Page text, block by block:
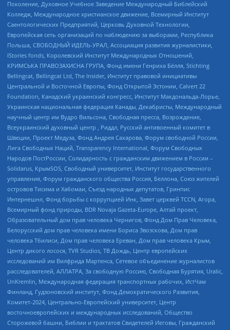
Поколение, Духовное Учебное Заведение Международный Библейский
Колледж, Международное христианское движение, Всемирный Институт
Саентологических Предприятий, Церковь Духовной Технологии,
Европейская сеть организаций по наблюдению за выборами, Республика
Польша, СВОБОДНЫЙ ИДЕЛЬ-УРАЛ, Ассоциация развития журналистики,
IStories fonds, Королевский Институт Международных Отношений,
КРИМСЬКА ПРАВОЗАХИСНА ГРУПА, Фонд имени Генриха Бёлля, Stichting
Bellingcat, Bellingcat Ltd, The Insider, Институт правовой инициативы
Центральной и Восточной Европы, Фонд Открытой Эстонии, Calvert 22
Foundation, Канадский украинский конгресс, Институт Макдональда-Лорье,
Украинская национальная федерация Канады, Декабристы, Международный
научный центр им Вудро Вильсона, Свободная пресса, Возрождение,
Всеукраинский духовный центр , Риддл, Русский антивоенный комитет в
Швеции, Проект Медуза, Фонд Андрея Сахарова, Форум свободной России,
Лига Свободных Наций, Transparеncy International, Форум Свободных
Народов ПостРоссии, Солидарность с гражданским движением в России –
Solidarus, КрымSOS, Свободный университет, Институт государственного
управления, Форум гражданского общества Россия, Беллона, Союз жителей
островов Тисима и Хабомаи, Съезд народных депутатов, Гринпис
Интернешнл, Фонд борьбы с коррупцией Инк, Завет церквей TCCN, Агора,
Всемирный фонд природы, BDR Novaja Gazeta-Europe, Алтай проект,
Образовательный дом прав человека Чернигов, Фонд Дом Прав Человека,
Белорусский дом прав человека имени Бориса Звозскова, Дом прав
человека Тбилиси, Дом прав человека Ереван, Дом прав человека Крым,
Центр дикого лосося, TVR Studios, ТВ Дождь, Центр европейских
исследований им Вилфрида Мартенса, Сетевое объединение журналистов
расследователей, АЛЛАТРА, За свободную Россию, Свободная Бурятия, Uralic,
UnKremlin, Международная федерация транспортных рабочих, ИстЧам
Финланд, Гудзоновский институт, Фонд Демократического Развития,
Комитет-2024, Центрально-Европейский университет, Центр
восточноевропейских и международных исследований, Общество
Сторожевой башни, Библии и трактатов Свидетелей Иеговы, Гражданский